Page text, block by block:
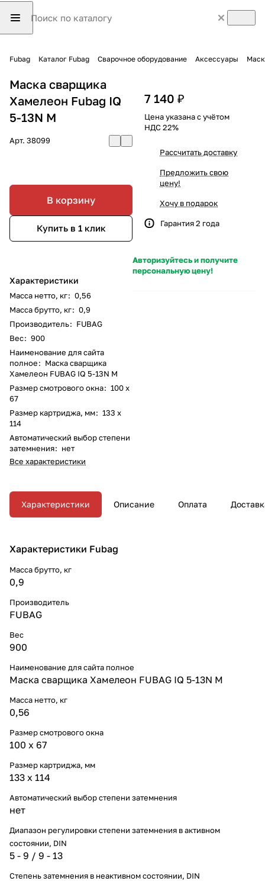
Fubag Каталог Fubag Сварочное оборудование Аксессуары
Маска сварщика
Хамелеон Fubag IQ
5-13N M
Арт. 38099
В корзину
Купить в 1 клик
Характеристики
Масса нетто, кг: 0,56
Масса брутто, кг: 0,9
Производитель: FUBAG
Вес: 900
Наименование для сайта
полное: Маска сварщика
Хамелеон FUBAG IQ 5-13N M
Размер смотрового окна: 100 x
67
Размер картриджа, мм: 133 x
114
Автоматический выбор степени
затемнения: нет
Все характеристики
7 140 ₽
Цена указана с учётом
НДС 22%
Рассчитать доставку
Предложить свою
цену!
Хочу в подарок
Гарантия 2 года
Авторизуйтесь и получите
персональную цену!
Характеристики Описание Оплата
Характеристики Fubag
Масса брутто, кг
0,9
Производитель
FUBAG
Вес
900
Наименование для сайта полное
Маска сварщика Хамелеон FUBAG IQ 5-13N M
Масса нетто, кг
0,56
Размер смотрового окна
100 x 67
Размер картриджа, мм
133 x 114
Автоматический выбор степени затемнения
нет
Диапазон регулировки степени затемнения в активном
состоянии, DIN
5 - 9 / 9 - 13
Степень затемнения в неактивном состоянии, DIN